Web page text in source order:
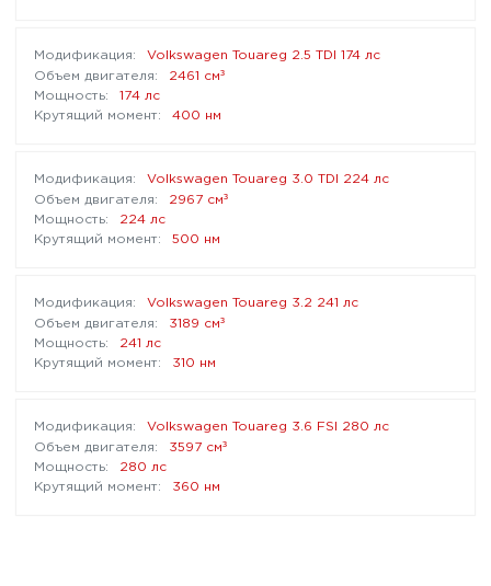
Volkswagen Touareg 2.5 TDI 174 лс
2461 см³
174 лс
400 нм
Volkswagen Touareg 3.0 TDI 224 лс
2967 см³
224 лс
500 нм
Volkswagen Touareg 3.2 241 лс
3189 см³
241 лс
310 нм
Volkswagen Touareg 3.6 FSI 280 лс
3597 см³
280 лс
360 нм